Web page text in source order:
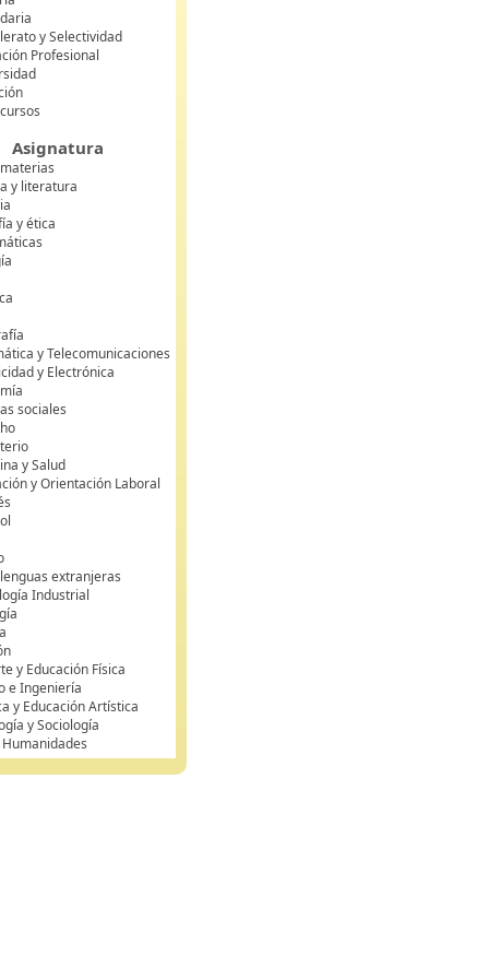
y Selectividad
Profesional
Asignatura
y literatura
y ética
y Telecomunicaciones
y Electrónica
sociales
y Salud
y Orientación Laboral
extranjeras
Industrial
y Educación Física
e Ingeniería
y Educación Artística
y Sociología